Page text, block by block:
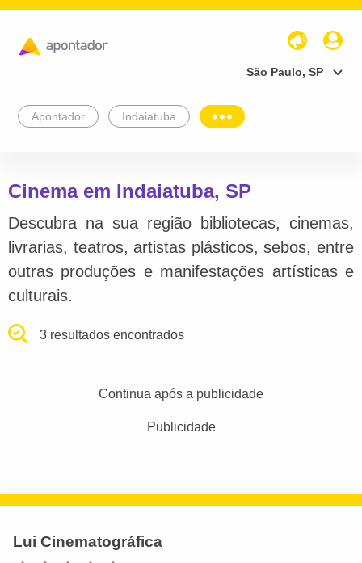
São Paulo, SP
Apontador Indaiatuba
Cinema em Indaiatuba, SP
Descubra na sua região bibliotecas, cinemas,
livrarias, teatros, artistas plásticos, sebos, entre
outras produções e manifestações artísticas e
culturais.
3 resultados encontrados
Continua após a publicidade
Publicidade
Lui Cinematográfica